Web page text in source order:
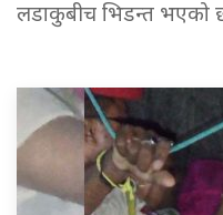
लडाकुबीच भिडन्त भएको